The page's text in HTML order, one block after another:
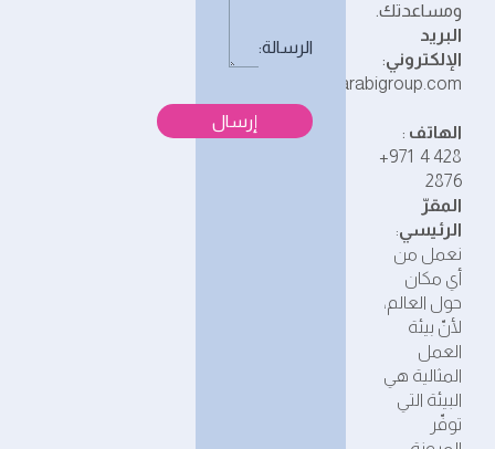
ومساعدتك.
البريد
الإلكتروني:
hello@belarabigroup.com
الهاتف :
+971 4 428
2876
المقرّ
الرئيسي:
نعمل من
أي مكان
حول العالم،
لأنّ بيئة
العمل
المثالية هي
البيئة التي
توفّر
الرسالة: